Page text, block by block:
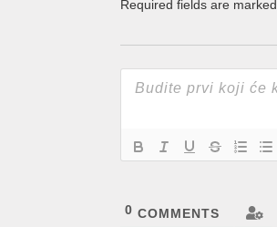
Required fields are marked
0 COMMENTS